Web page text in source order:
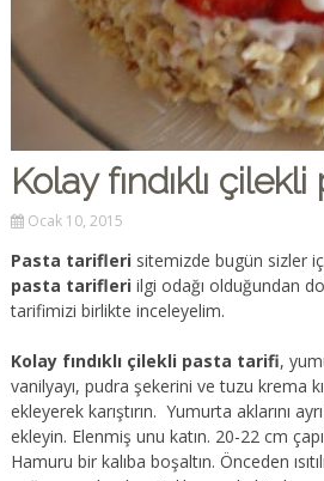
Kolay fındıklı
Ocak 10, 2015
Pasta tarifleri sitemizde bugün sizler
pasta tarifleri ilgi odağı olduğundan
tarifimizi birlikte inceleyelim.
Kolay fındıklı çilekli pasta tarifi,
vanilyayı, pudra şekerini ve tuzu krema
ekleyerek karıştırın. Yumurta aklarını
ekleyin. Elenmiş unu katın. 20-22 cm
Hamuru bir kalıba boşaltın. Önceden